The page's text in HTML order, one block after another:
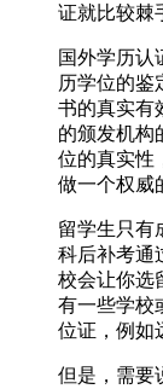
证就比较棘
国外学历认
历学位的鉴
书的真实有
的颁发机构
位的真实性
做一个权威
留学生只有
科后补考通
校会让你选
有一些学校
位证，例如
但是，需要